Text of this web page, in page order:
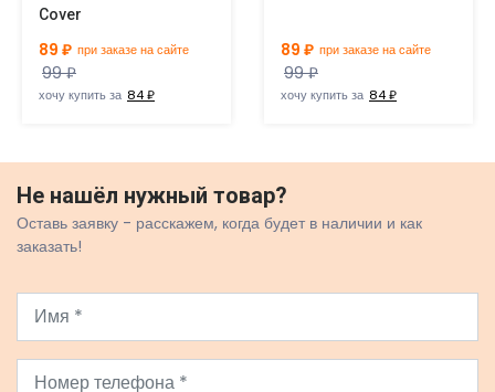
Cover
89 ₽ при заказе на сайте
99 ₽
хочу купить за 84 ₽
89 ₽ при заказе на сайте
99 ₽
хочу купить за 84 ₽
Не нашёл нужный товар?
Оставь заявку - расскажем, когда будет в наличии и как
заказать!